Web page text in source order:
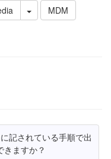
MDM
記されている手順で出
きますか？